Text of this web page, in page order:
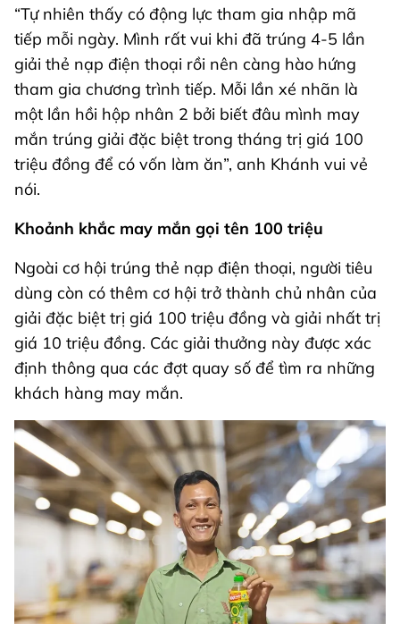
“Tự nhiên thấy có động lực tham gia nhập mã
tiếp mỗi ngày. Mình rất vui khi đã trúng 4-5 lần
giải thẻ nạp điện thoại rồi nên càng hào hứng
tham gia chương trình tiếp. Mỗi lần xé nhãn là
một lần hồi hộp nhân 2 bởi biết đâu mình may
mắn trúng giải đặc biệt trong tháng trị giá 100
triệu đồng để có vốn làm ăn”, anh Khánh vui vẻ
nói.
Khoảnh khắc may mắn gọi tên 100 triệu
Ngoài cơ hội trúng thẻ nạp điện thoại, người tiêu
dùng còn có thêm cơ hội trở thành chủ nhân của
giải đặc biệt trị giá 100 triệu đồng và giải nhất trị
giá 10 triệu đồng. Các giải thưởng này được xác
định thông qua các đợt quay số để tìm ra những
khách hàng may mắn.